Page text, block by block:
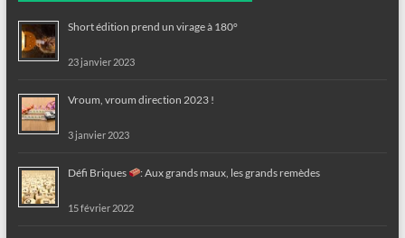
Short édition prend un virage à 180°
23 janvier 2023
Vroum, vroum direction 2023 !
3 janvier 2023
Défi Briques : Aux grands maux, les grands remèdes
15 février 2022